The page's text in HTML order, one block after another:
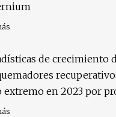
de crecimiento
extremo en 2023 por